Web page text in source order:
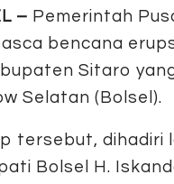
– Pemerintah
bencana
Sitaro
Selatan (Bolsel).
tersebut, dihadiri
Bolsel H.